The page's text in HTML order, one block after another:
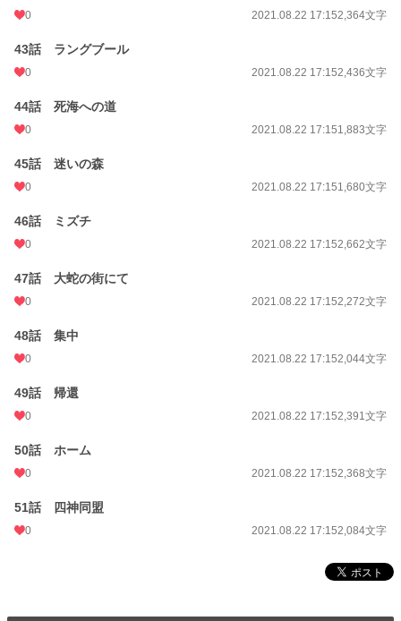
0 2021.08.22 17:152,364文字
43話 ラングブール
0 2021.08.22 17:152,436文字
44話 死海への道
0 2021.08.22 17:151,883文字
45話 迷いの森
0 2021.08.22 17:151,680文字
46話 ミズチ
0 2021.08.22 17:152,662文字
47話 大蛇の街にて
0 2021.08.22 17:152,272文字
48話 集中
0 2021.08.22 17:152,044文字
49話 帰還
0 2021.08.22 17:152,391文字
50話 ホーム
0 2021.08.22 17:152,368文字
51話 四神同盟
0 2021.08.22 17:152,084文字